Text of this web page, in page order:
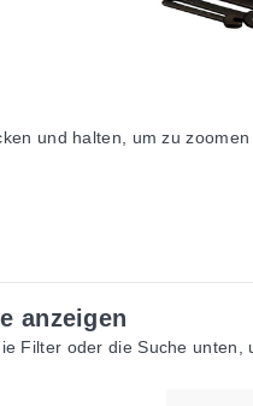
und halten, um zu zoomen
anzeigen
Filter oder die Suche unten,